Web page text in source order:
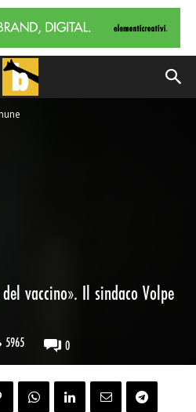
vaccino». Il sindaco Volpe
5965 0